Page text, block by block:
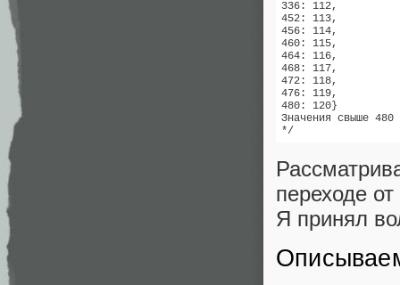
336: 112,
452: 113,
456: 114,
460: 115,
464: 116,
468: 117,
472: 118,
476: 119,
480: 120}
Значения свыше 480
*/
переходе
Я принял